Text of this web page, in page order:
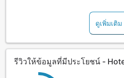
Shirasagi-no-Yu, a communal
features walls with ukiyoe
Era, while the Daishi-no-Yu
marble tub.
The Dogo Onsen main building is
the hotel. The hotel's sister establishment, Hanayuzuki, is
ดูเพิ่มเติม
รีวิวให้ข้อมูลที่มีประโยชน์ -